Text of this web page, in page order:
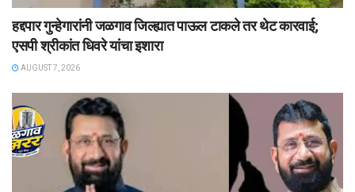
हद्दपार गुन्हेगारांनी जळगाव जिल्ह्यात पाऊल टाकले तर थेट कारवाई;
एसपी श्रीकांत धिवरे यांचा इशारा
AUGUST 7, 2026